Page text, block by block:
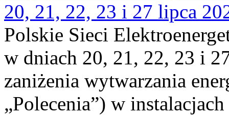
20, 21, 22, 23 i 27 lipca
Polskie Sieci
w dniach 20, 21, 22, 23 i
zaniżenia wytwarzania
„Polecenia”) w